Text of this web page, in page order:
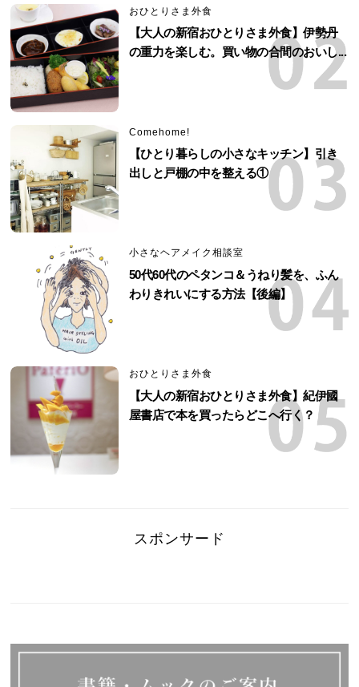
おひとりさま外食
【大人の新宿おひとりさま外食】伊勢丹
の重力を楽しむ。買い物の合間のおいし...
Comehome!
【ひとり暮らしの小さなキッチン】引き
出しと戸棚の中を整える①
小さなヘアメイク相談室
50代60代のペタンコ＆うねり髪を、ふん
わりきれいにする方法【後編】
おひとりさま外食
【大人の新宿おひとりさま外食】紀伊國
屋書店で本を買ったらどこへ行く？
スポンサード